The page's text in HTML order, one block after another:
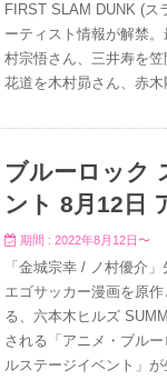
FIRST SLAM DUNK (ス
ーティスト情報が解禁
村宗悟さん、三井寿を
花道を木村昴さん、赤木
ブルーロック
ント 8月12日
期間 : 2022年8月12日〜
「金城宗幸 / ノ村優介
エゴサッカー漫画を原
る、六本木ヒルズ
される「アニメ・ブル
ルステージイベント」が